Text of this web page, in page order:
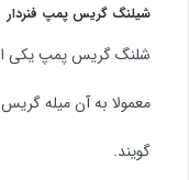
شیلنگ گریس پمپ فنردار
شلنگ گریس پمپ یکی
معمولا به آن میله
گویند.